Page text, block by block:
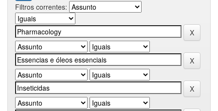
Filtros correntes: